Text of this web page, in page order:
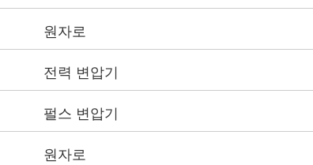
원자로
전력 변압기
펄스 변압기
원자로